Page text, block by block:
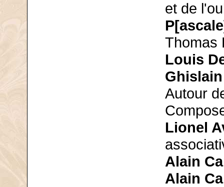
et de
Thomas
Louis
Autour
Lionel
Alain
Alain